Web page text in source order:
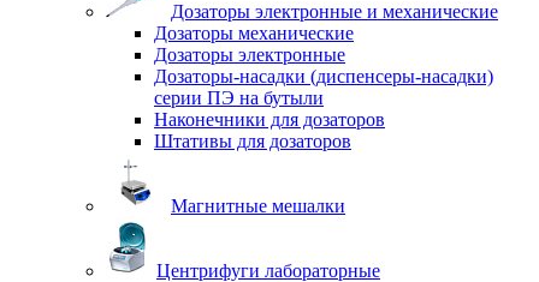
Дозаторы электронные и механические
Дозаторы механические
Дозаторы электронные
Дозаторы-насадки (диспенсеры-насадки)
серии ПЭ на бутыли
Наконечники для дозаторов
Штативы для дозаторов
Магнитные мешалки
Центрифуги лабораторные